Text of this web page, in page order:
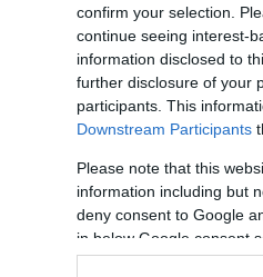
confirm your selection.
continue seeing interest-
information disclosed to
further disclosure of your
participants. This
Downstream Participants
Please note that this
information including but
deny consent to Google
in below Google consent
2:46,40